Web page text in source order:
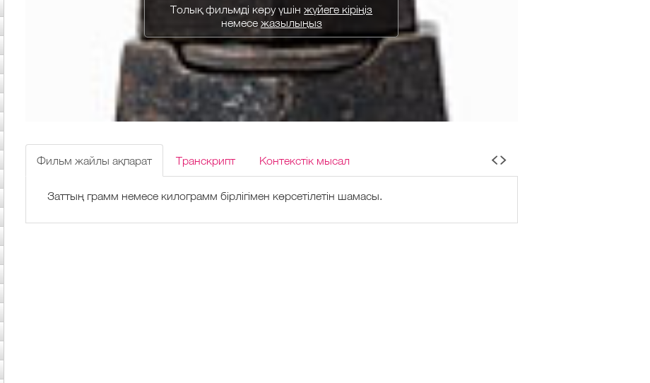
Толық фильмді көру үшінжүйеге кіріңіз
немесе жазылыңыз
Фильм жайлы ақпарат Транскрипт Контекстік мысал
Заттың грамм немесе килограмм бірлігімен көрсетілетін шамасы.